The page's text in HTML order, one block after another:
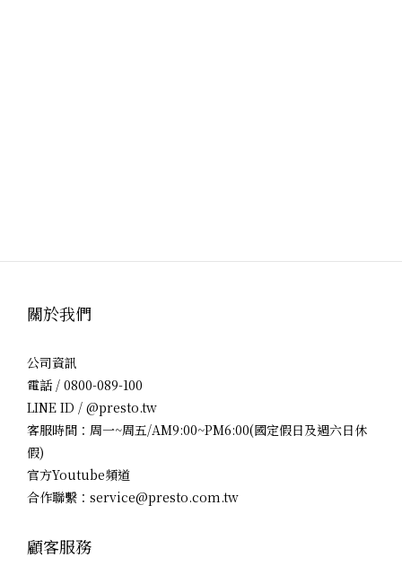
關於我們
公司資訊
電話 / 0800-089-100
LINE ID / @presto.tw
客服時間：周一~周五/AM9:00~PM6:00(國定假日及週六日休
假)
官方Youtube頻道
合作聯繫：service@presto.com.tw
顧客服務